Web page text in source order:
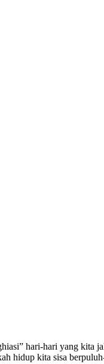
hari-hari yang kita
hidup kita sisa